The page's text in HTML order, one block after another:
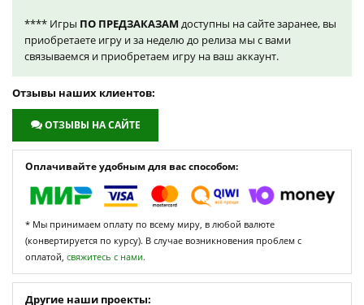
**** Игры ПО ПРЕДЗАКАЗАМ доступны на сайте заранее, вы
приобретаете игру и за неделю до релиза мы с вами
связываемся и приобретаем игру на ваш аккаунт.
Отзывы наших клиентов:
ОТЗЫВЫ НА САЙТЕ
Оплачивайте удобным для вас способом:
* Мы принимаем оплату по всему миру, в любой валюте
(конвертируется по курсу). В случае возникновения проблем с
оплатой, свяжитесь с нами.
Другие наши проекты: